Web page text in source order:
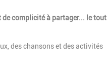
de complicité à partager... le tout
des chansons et des activités